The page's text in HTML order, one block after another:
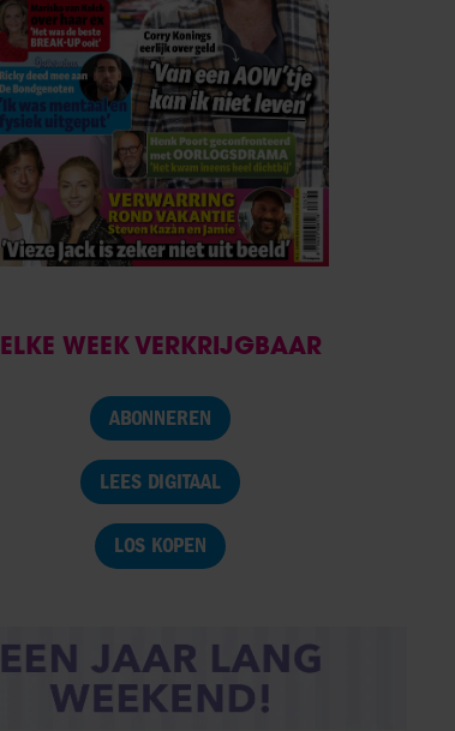
ELKE WEEK VERKRIJGBAAR
ABONNEREN
LEES DIGITAAL
LOS KOPEN